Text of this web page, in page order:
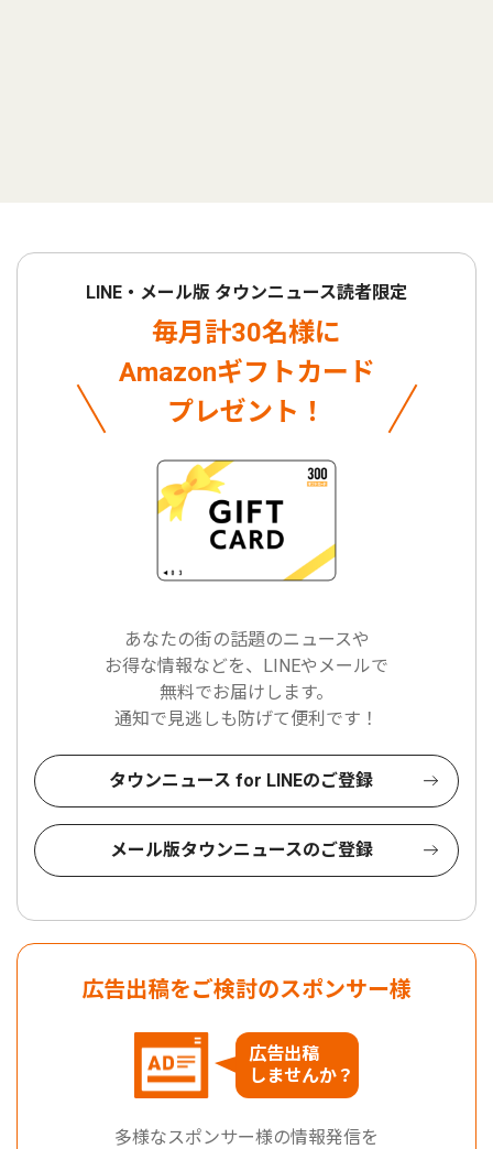
LINE・メール版 タウンニュース読者限定
毎月計30名様に
Amazonギフトカード
プレゼント！
あなたの街の話題のニュースや
お得な情報などを、LINEやメールで
無料でお届けします。
通知で見逃しも防げて便利です！
タウンニュース for LINEのご登録
メール版タウンニュースのご登録
広告出稿をご検討のスポンサー様
広告出稿
しませんか？
多様なスポンサー様の情報発信を